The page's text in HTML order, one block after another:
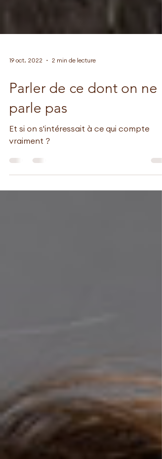
19 oct. 2022 2 min de lecture
Parler de ce dont on ne
parle pas
Et si on s'intéressait à ce qui compte